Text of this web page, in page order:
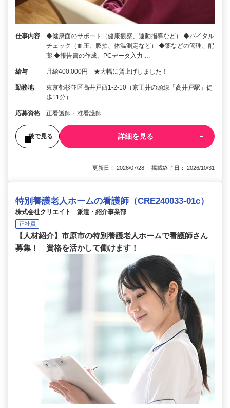
仕事内容
◆健康面のサポート（健康観察、運動指導など） ◆バイタル
チェック（血圧、脈拍、体温測定など） ◆薬などの管理、配
薬 ◆報告書の作成、PCデータ入力 …
給与 月給400,000円 ★大幅に賃上げしました！
勤務地
東京都杉並区高井戸西1-2-10（京王井の頭線「高井戸駅」徒
歩11分）
応募資格 正看護師・准看護師
後で見る 詳細を見る
更新日： 2026/07/28 掲載終了日： 2026/10/31
特別養護老人ホームの看護師（CRE240033-01c）
株式会社クリエイト 派遣・紹介事業部
正社員
【人材紹介】市原市の特別養護老人ホームで看護師さん
募集！ 資格を活かして働けます！